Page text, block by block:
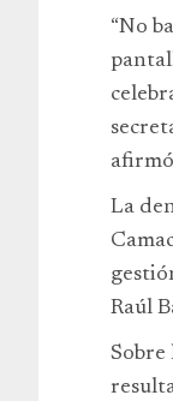
“No
La
Raúl
Sobre